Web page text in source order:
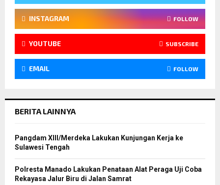
INSTAGRAM FOLLOW
YOUTUBE SUBSCRIBE
EMAIL FOLLOW
BERITA LAINNYA
Pangdam XIII/Merdeka Lakukan Kunjungan Kerja ke
Sulawesi Tengah
Polresta Manado Lakukan Penataan Alat Peraga Uji Coba
Rekayasa Jalur Biru di Jalan Samrat